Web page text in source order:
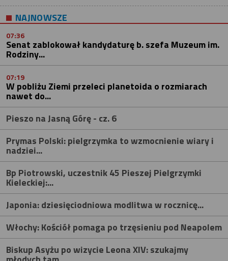
NAJNOWSZE
07:36
Senat zablokował kandydaturę b. szefa Muzeum im.
Rodziny...
07:19
W pobliżu Ziemi przeleci planetoida o rozmiarach
nawet do...
Pieszo na Jasną Górę - cz. 6
Prymas Polski: pielgrzymka to wzmocnienie wiary i
nadziei...
Bp Piotrowski, uczestnik 45 Pieszej Pielgrzymki
Kieleckiej:...
Japonia: dziesięciodniowa modlitwa w rocznicę...
Włochy: Kościół pomaga po trzęsieniu pod Neapolem
Biskup Asyżu po wizycie Leona XIV: szukajmy